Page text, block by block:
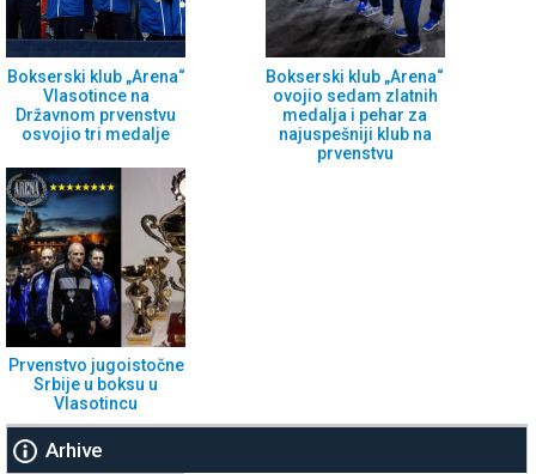
Bokserski klub „Arena“
Vlasotince na
Državnom prvenstvu
osvojio tri medalje
Bokserski klub „Arena“
ovojio sedam zlatnih
medalja i pehar za
najuspešniji klub na
prvenstvu
Prvenstvo jugoistočne
Srbije u boksu u
Vlasotincu
Arhive